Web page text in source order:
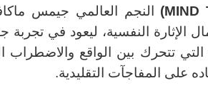
MIND
) النجم العالمي جيمس
الإثارة النفسية، ليعود في
تتحرك بين الواقع
على المفاجآت التقليدية.